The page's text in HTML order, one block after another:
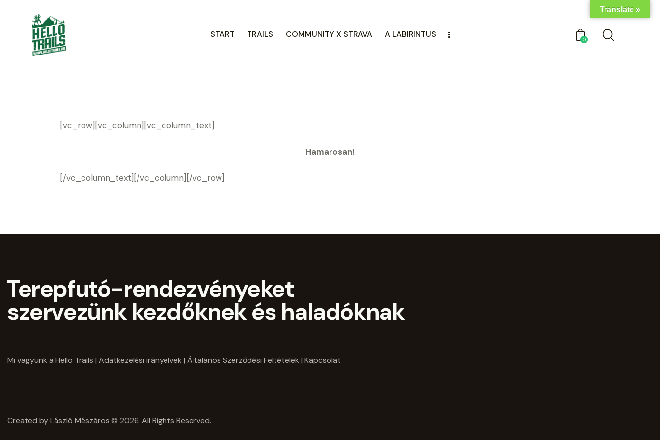
START TRAILS COMMUNITY X STRAVA A LABIRINTUS
0
[vc_row][vc_column][vc_column_text]
Hamarosan!
[/vc_column_text][/vc_column][/vc_row]
Terepfutó-rendezvényeket
szervezünk kezdőknek és haladóknak
Mi vagyunk a Hello Trails | Adatkezelési irányelvek | Általános Szerződési Feltételek | Kapcsolat
Created by László Mészáros © 2026. All Rights Reserved.
Translate »